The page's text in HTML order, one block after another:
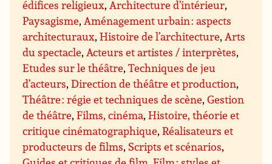
édifices religieux,Architecture d’intérieur,
Paysagisme,Aménagement urbain : aspects
architecturaux,Histoire de l’architecture,Arts
du spectacle,Acteurs et artistes / interprètes,
Etudes sur le théâtre,Techniques de jeu
d’acteurs,Direction de théâtre et production,
Théâtre : régie et techniques de scène,Gestion
de théâtre,Films, cinéma,Histoire, théorie et
critique cinématographique,Réalisateurs et
producteurs de films, Scripts et scénarios,